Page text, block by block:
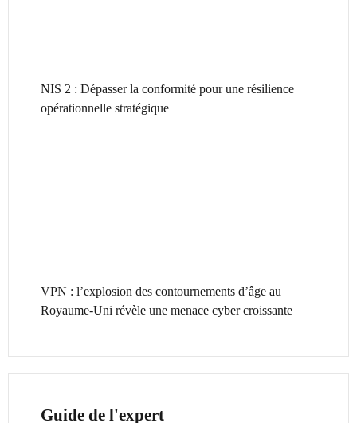
NIS 2 : Dépasser la conformité pour une résilience
opérationnelle stratégique
VPN : l’explosion des contournements d’âge au
Royaume-Uni révèle une menace cyber croissante
Guide de l'expert